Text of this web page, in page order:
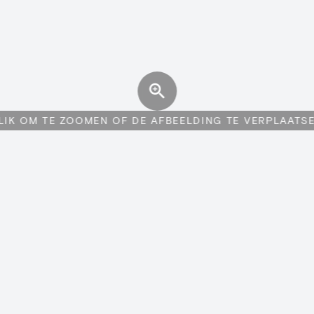
OM TE ZOOMEN OF DE AFBEELDING TE